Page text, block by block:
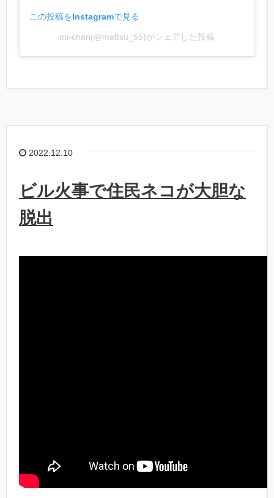
この投稿をInstagramで見る
mi-chan(@mattsu_55)がシェアした投稿
2022.12.10
ビル火事で住民ネコが大胆な
脱出